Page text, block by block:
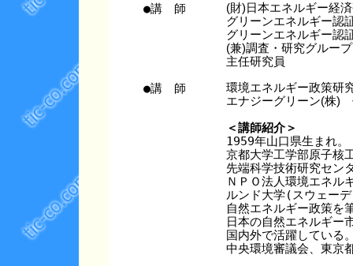
●講 師
(財)日本エネルギー経
グリーンエネルギー認
グリーンエネルギー認
(兼)調査・研究グループ
主任研究員
●講 師
環境エネルギー政策
エナジーグリーン(株)
＜講師紹介＞
1959年山口県生まれ。
京都大学工学部原子核
先端科学技術研究セン
ＮＰＯ法人環境エネル
ルンド大学(スウェー
自然エネルギー政策を
日本の自然エネルギー
国内外で活躍している